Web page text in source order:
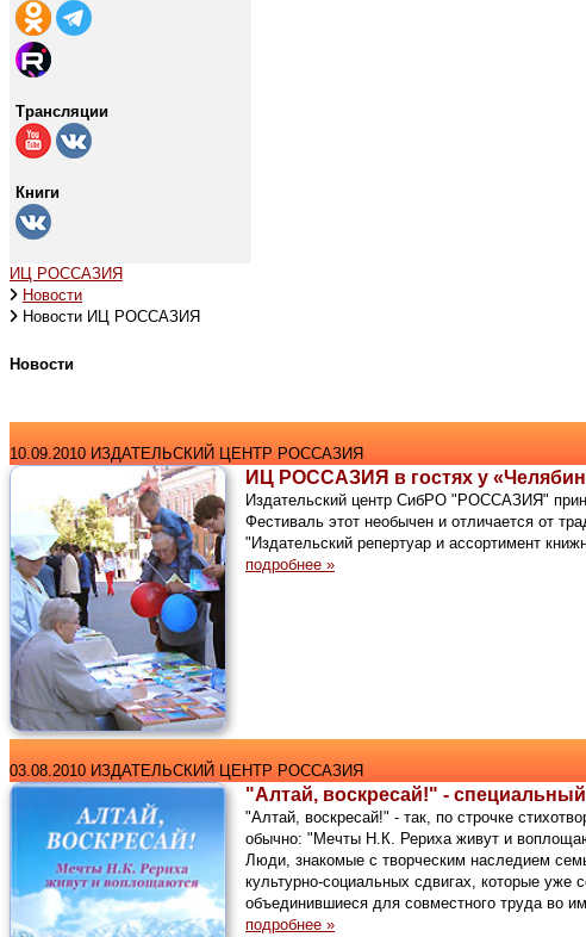
Трансляции
Книги
ИЦ РОССАЗИЯ
Новости
Новости ИЦ РОССАЗИЯ
Новости
10.09.2010 ИЗДАТЕЛЬСКИЙ ЦЕНТР РОССАЗИЯ
ИЦ РОССАЗИЯ в гостях у
Издательский центр СибРО "РОССАЗИЯ"
Фестиваль этот необычен и отличается от
"Издательский репертуар и ассортимент
подробнее »
03.08.2010 ИЗДАТЕЛЬСКИЙ ЦЕНТР РОССАЗИЯ
"Алтай, воскресай!" -
"Алтай, воскресай!" - так, по строчке
обычно: "Мечты Н.К. Рериха живут и
Люди, знакомые с творческим наследием
культурно-социальных сдвигах, которые
объединившиеся для совместного труда во
подробнее »